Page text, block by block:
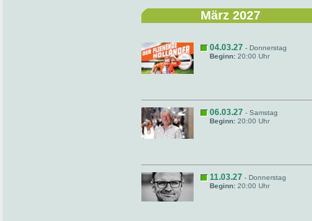
März 2027
04.03.27 - Donnerstag
Beginn: 20:00 Uhr
06.03.27 - Samstag
Beginn: 20:00 Uhr
11.03.27 - Donnerstag
Beginn: 20:00 Uhr